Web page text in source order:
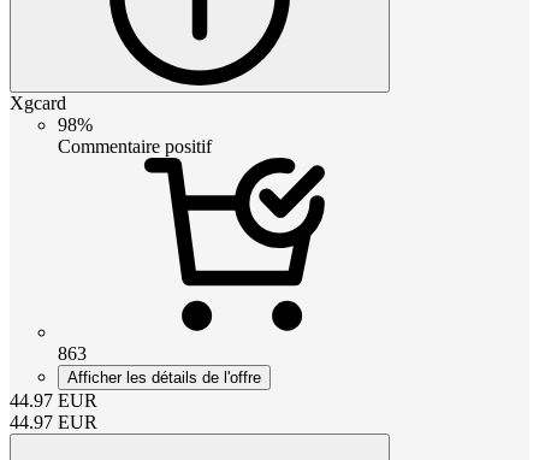
Xgcard
98%
Commentaire positif
863
Afficher les détails de l'offre
44.97 EUR
44.97 EUR